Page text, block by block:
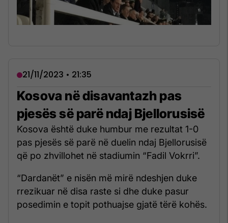
21/11/2023 • 21:35
Kosova në disavantazh pas
pjesës së parë ndaj Bjellorusisë
Kosova është duke humbur me rezultat 1-0
pas pjesës së parë në duelin ndaj Bjellorusisë
që po zhvillohet në stadiumin “Fadil Vokrri”.
“Dardanët” e nisën më mirë ndeshjen duke
rrezikuar në disa raste si dhe duke pasur
posedimin e topit pothuajse gjatë tërë kohës.